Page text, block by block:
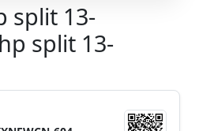
split 13-
split 13-